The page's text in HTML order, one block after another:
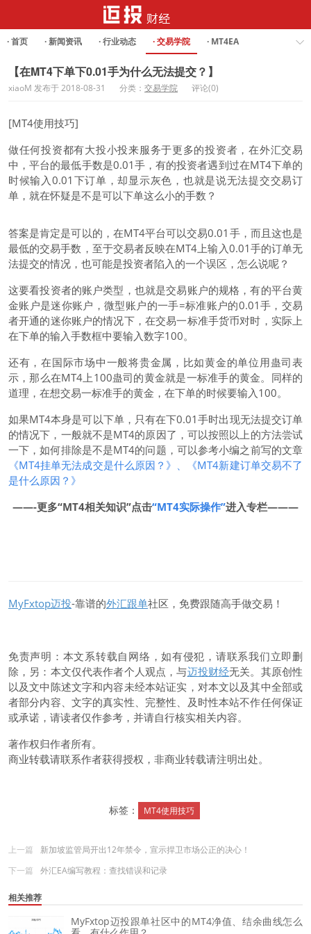
· 首页 · 新闻资讯 · 行业动态 · 交易学院 · MT4EA
· Forex Analysis
【在MT4下单下0.01手为什么无法提交？】
xiaoM 发布于 2018-08-31 分类： 交易学院 评论(0)
[MT4使用技巧]
做任何投资都有大投小投来服务于更多的投资者，在外汇交易
中，平台的最低手数是0.01手，有的投资者遇到过在MT4下单的
时候输入0.01下订单，却显示灰色，也就是说无法提交交易订
单，就在怀疑是不是可以下单这么小的手数？
答案是肯定是可以的，在MT4平台可以交易0.01手，而且这也是
最低的交易手数，至于交易者反映在MT4上输入0.01手的订单无
法提交的情况，也可能是投资者陷入的一个误区，怎么说呢？
这要看投资者的账户类型，也就是交易账户的规格，有的平台黄
金账户是迷你账户，微型账户的一手=标准账户的0.01手， 交易
者开通的迷你账户的情况下，在交易一标准手货币对时，实际上
在下单的输入手数框中要输入数字100。
还有，在国际市场中一般将贵金属，比如黄金的单位用蛊司表
示，那么在MT4上100蛊司的黄金就是一标准手的黄金。同样的
道理， 在想交易一标准手的黄金，在下单的时候要输入100。
如果MT4本身是可以下单，只有在下0.01手时出现无法提交订单
的情况下，一般就不是MT4的原因了，可以按照以上的方法尝试
一下，如何排除是不是MT4的问题，可以参考小编之前写的文章
《MT4挂单无法成交是什么原因？》 、 《MT4新建订单交易不了
是什么原因？ 》
——-更多“MT4相关知识”点击“MT4实际操作”进入专栏———
MyFxtop迈投-靠谱的外汇跟单社区，免费跟随高手做交易！
免责声明：本文系转载自网络，如有侵犯，请联系我们立即删
除，另：本文仅代表作者个人观点，与迈投财经无关。其原创性
以及文中陈述文字和内容未经本站证实，对本文以及其中全部或
者部分内容、文字的真实性、完整性、及时性本站不作任何保证
或承诺，请读者仅作参考，并请自行核实相关内容。
著作权归作者所有。
商业转载请联系作者获得授权，非商业转载请注明出处。
标签： MT4使用技巧
上一篇
新加坡监管局开出12年禁令，宣示捍卫市场公正的决心！
下一篇
外汇EA编写教程：查找错误和记录
相关推荐
MyFxtop迈投跟单社区中的MT4净值、结余曲线怎么